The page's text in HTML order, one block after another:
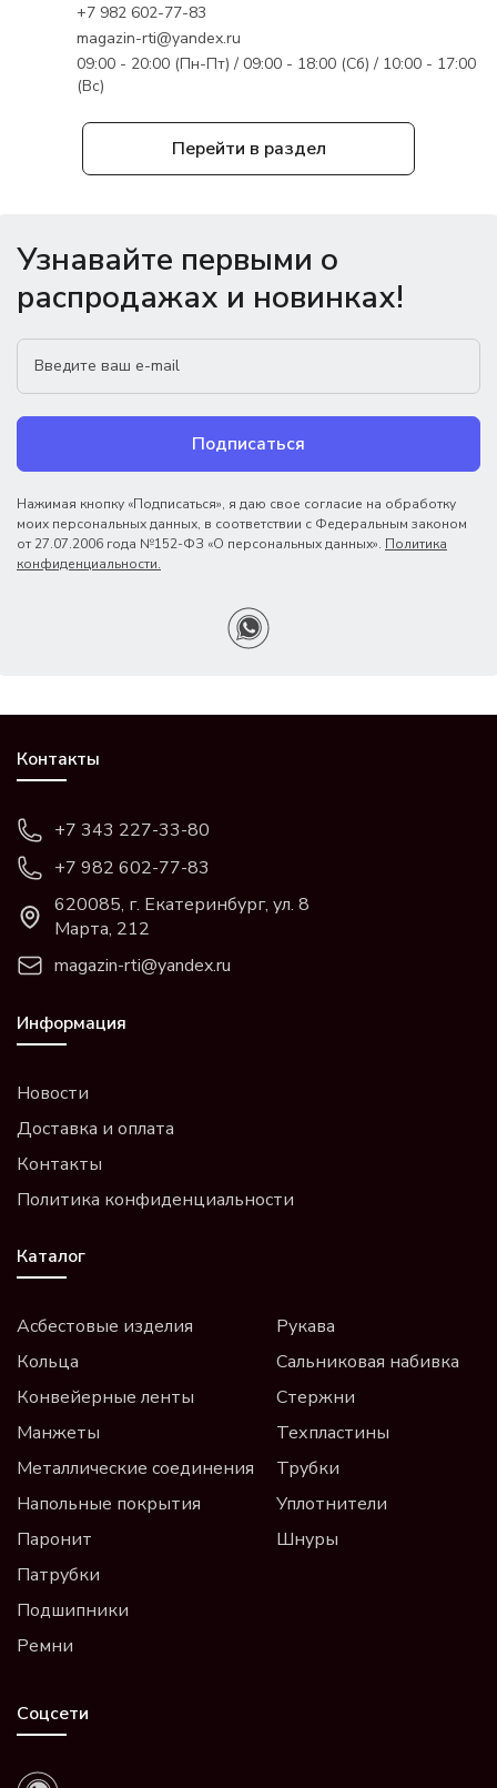
Перейти в раздел
+7 982 602-77-83
magazin-rti@yandex.ru
09:00 - 20:00 (Пн-Пт) / 09:00 - 18:00 (Сб) / 10:00 - 17:00
(Вс)
Узнавайте первыми о
распродажах и новинках!
Подписаться
Нажимая кнопку «Подписаться», я даю свое согласие на обработку
моих персональных данных, в соответствии с Федеральным законом
от 27.07.2006 года №152-ФЗ «О персональных данных». Политика
конфиденциальности.
Контакты
+7 343 227-33-80
+7 982 602-77-83
620085, г. Екатеринбург, ул. 8
Марта, 212
magazin-rti@yandex.ru
Информация
Новости
Доставка и оплата
Контакты
Политика конфиденциальности
Каталог
Асбестовые изделия
Кольца
Конвейерные ленты
Манжеты
Металлические соединения
Напольные покрытия
Паронит
Патрубки
Подшипники
Ремни
Рукава
Сальниковая набивка
Стержни
Техпластины
Трубки
Уплотнители
Шнуры
Соцсети